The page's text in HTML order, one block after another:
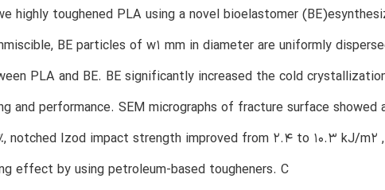
highly toughened PLA using a novel bioelastomer
BE particles of w1 mm in diameter are uniformly
PLA and BE. BE significantly increased the cold
and performance. SEM micrographs of fracture surface
notched Izod impact strength improved from 2.4 to 10.3 kJ/m2
effect by using petroleum-based tougheners. C